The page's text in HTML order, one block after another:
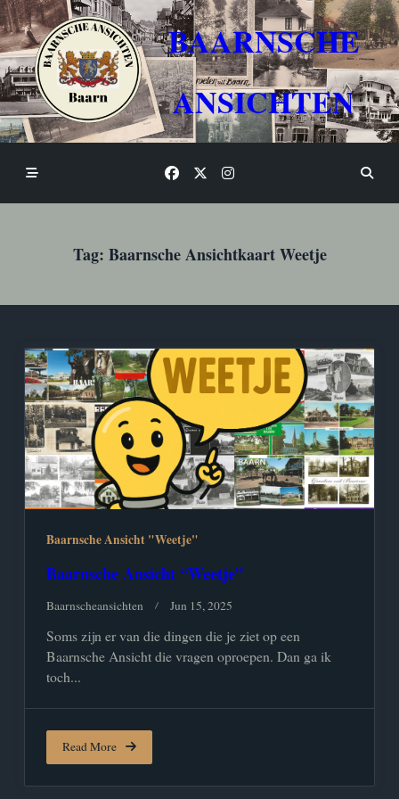
Skip
to
content
BAARNSCHE
ANSICHTEN
Tag: Baarnsche Ansichtkaart Weetje
Baarnsche Ansicht "Weetje"
Baarnsche Ansicht “Weetje”
Baarnscheansichten Jun 15, 2025
Soms zijn er van die dingen die je ziet op een
Baarnsche Ansicht die vragen oproepen. Dan ga ik
toch...
Read More